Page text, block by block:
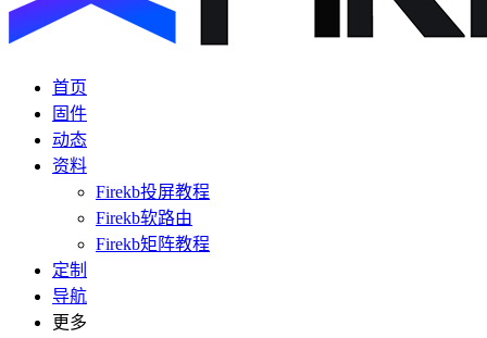
首页
固件
动态
资料
Firekb投屏教程
Firekb软路由
Firekb矩阵教程
定制
导航
更多